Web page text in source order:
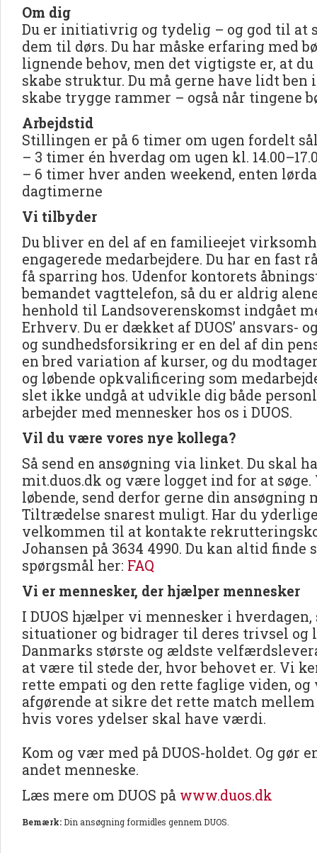
Om dig
Du er initiativrig og tydelig – og god til at
dem til dørs. Du har måske erfaring med
lignende behov, men det vigtigste er, at
skabe struktur. Du må gerne have lidt
skabe trygge rammer – også når tingene
Arbejdstid
Stillingen er på 6 timer om ugen fordelt
– 3 timer én hverdag om ugen kl.
– 6 timer hver anden weekend, enten
dagtimerne
Vi tilbyder
Du bliver en del af en familieejet
engagerede medarbejdere. Du har en fast
få sparring hos. Udenfor kontorets
bemandet vagttelefon, så du er aldrig
henhold til Landsoverenskomst indgået
Erhverv. Du er dækket af DUOS’ ansvars-
og sundhedsforsikring er en del af din
en bred variation af kurser, og du
og løbende opkvalificering som
slet ikke undgå at udvikle dig både
arbejder med mennesker hos os i DUOS.
Vil du være vores nye kollega?
Så send en ansøgning via linket. Du skal
mit.duos.dk og være logget ind for at
løbende, send derfor gerne din ansøgning
Tiltrædelse snarest muligt. Har du
velkommen til at kontakte
Johansen på 3634 4990. Du kan altid finde
spørgsmål her: FAQ
Vi er mennesker, der hjælper mennesker
I DUOS hjælper vi mennesker i
situationer og bidrager til deres trivsel og
Danmarks største og ældste
at være til stede der, hvor behovet er. Vi
rette empati og den rette faglige viden, og
afgørende at sikre det rette match mellem
hvis vores ydelser skal have værdi.
Kom og vær med på DUOS-holdet. Og gør
andet menneske.
Læs mere om DUOS på www.duos.dk
Bemærk:Din ansøgning formidles gennem DUOS.